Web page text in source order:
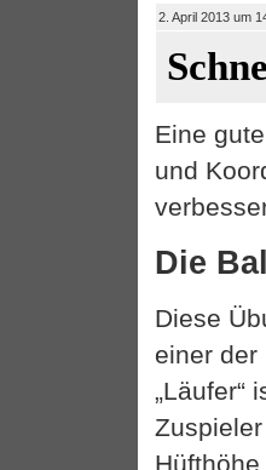
2. April 2013 um
Eine
und
Die
Diese
einer der
„Läufer“